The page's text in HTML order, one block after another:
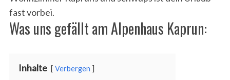
fast vorbei.
Was uns gefällt am Alpenhaus Kaprun:
Inhalte Verbergen